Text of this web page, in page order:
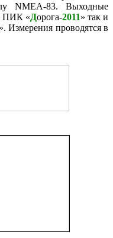
NMEA-83. Выходные
ПИК «Дорога-2011» так и
Измерения проводятся в